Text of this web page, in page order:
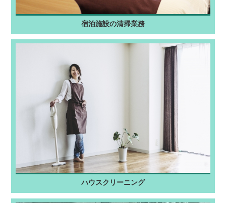
宿泊施設の清掃業務
ハウスクリーニング